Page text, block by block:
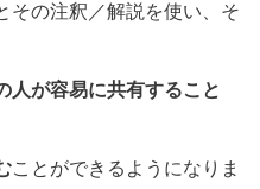
その注釈／解説を使い、そ
人が容易に共有すること
ことができるようになりま